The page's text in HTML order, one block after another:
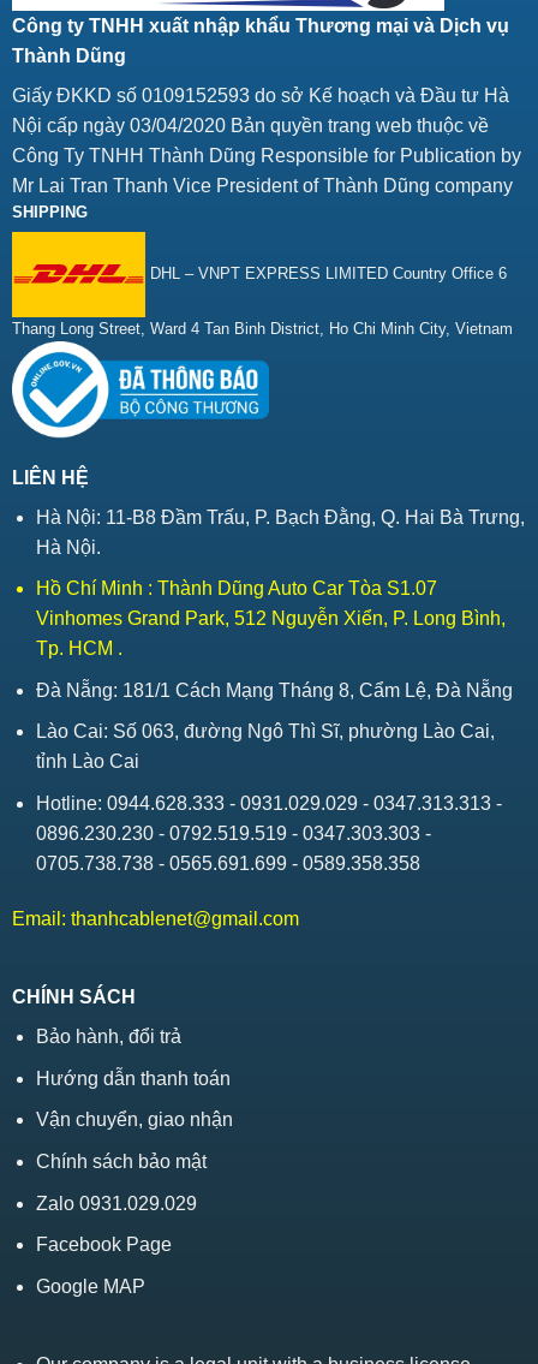
Công ty TNHH xuất nhập khẩu Thương mại và Dịch vụ
Thành Dũng
Giấy ĐKKD số 0109152593 do sở Kế hoạch và Đầu tư Hà
Nội cấp ngày 03/04/2020 Bản quyền trang web thuộc về
Công Ty TNHH Thành Dũng Responsible for Publication by
Mr Lai Tran Thanh Vice President of Thành Dũng company
SHIPPING
DHL – VNPT EXPRESS LIMITED Country Office 6
Thang Long Street, Ward 4 Tan Binh District, Ho Chi Minh City, Vietnam
LIÊN HỆ
Hà Nội: 11-B8 Đầm Trấu, P. Bạch Đằng, Q. Hai Bà Trưng,
Hà Nội.
Hồ Chí Minh : Thành Dũng Auto Car Tòa S1.07
Vinhomes Grand Park, 512 Nguyễn Xiển, P. Long Bình,
Tp. HCM .
Đà Nẵng: 181/1 Cách Mạng Tháng 8, Cẩm Lệ, Đà Nẵng
Lào Cai: Số 063, đường Ngô Thì Sĩ, phường Lào Cai,
tỉnh Lào Cai
Hotline: 0944.628.333 - 0931.029.029 - 0347.313.313 -
0896.230.230 - 0792.519.519 - 0347.303.303 -
0705.738.738 - 0565.691.699 - 0589.358.358
Email: thanhcablenet@gmail.com
CHÍNH SÁCH
Bảo hành, đổi trả
Hướng dẫn thanh toán
Vận chuyển, giao nhận
Chính sách bảo mật
Zalo 0931.029.029
Facebook Page
Google MAP